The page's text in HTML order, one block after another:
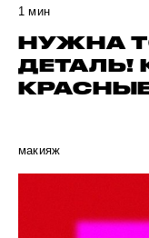
1 мин
НУЖНА
ДЕТАЛЬ!
макияж